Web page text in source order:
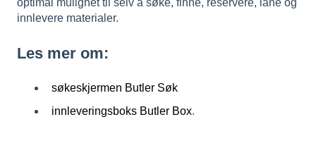
innlevere materialer.
Les mer om:
søkeskjermen Butler Søk
innleveringsboks Butler Box.